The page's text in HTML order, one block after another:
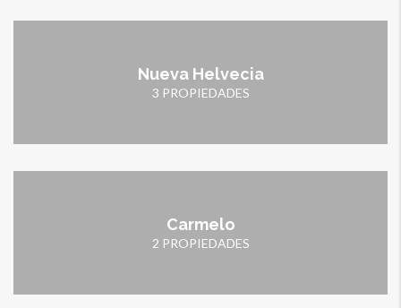
Nueva Helvecia
3 PROPIEDADES
Carmelo
2 PROPIEDADES